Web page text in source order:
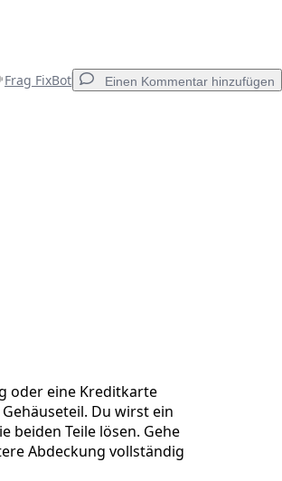
Frag FixBot Einen Kommentar hinzufügen
oder eine Kreditkarte
Du wirst ein
beiden Teile lösen. Gehe
Abdeckung vollständig